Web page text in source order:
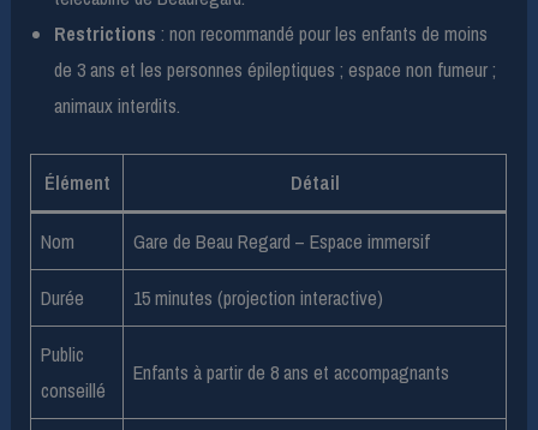
Restrictions : non recommandé pour les enfants de moins
de 3 ans et les personnes épileptiques ; espace non fumeur ;
animaux interdits.
Élément Détail
Nom Gare de Beau Regard – Espace immersif
Durée 15 minutes (projection interactive)
Public
conseillé
Enfants à partir de 8 ans et accompagnants